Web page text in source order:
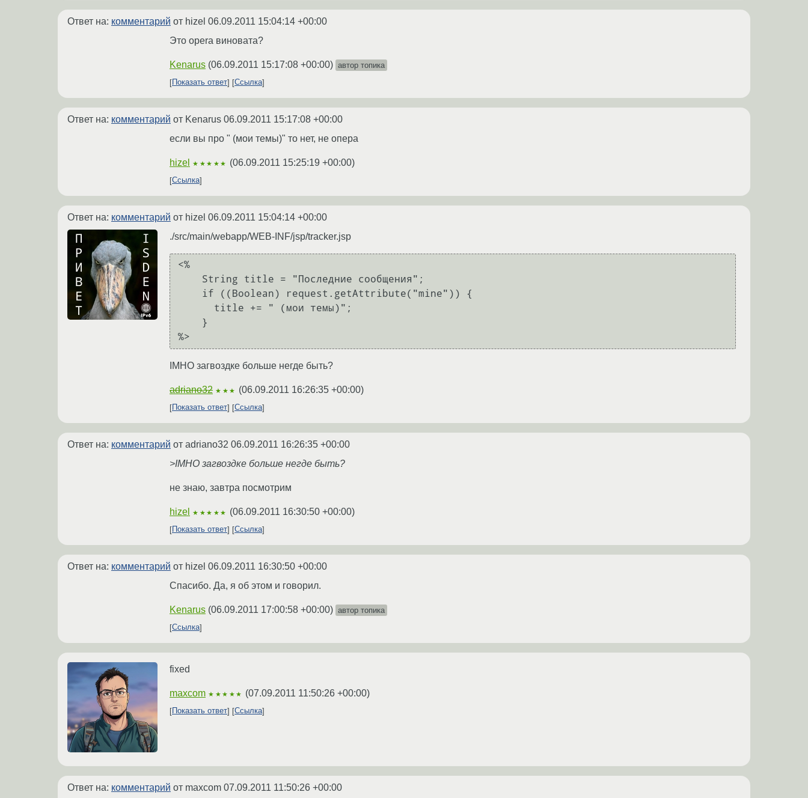
Ответ на: комментарий от hizel 06.09.2011 15:04:14 +00:00
Это opera виновата?
Kenarus (06.09.2011 15:17:08 +00:00) автор топика
Показать ответ
Ссылка
Ответ на: комментарий от Kenarus 06.09.2011 15:17:08 +00:00
если вы про " (мои темы)" то нет, не опера
hizel ★★★★★ (06.09.2011 15:25:19 +00:00)
Ссылка
Ответ на: комментарий от hizel 06.09.2011 15:04:14 +00:00
./src/main/webapp/WEB-INF/jsp/tracker.jsp
<%
%>
IMHO загвоздке больше негде быть?
adriano32 ★★★ (06.09.2011 16:26:35 +00:00)
Показать ответ Ссылка
Ответ на: комментарий от adriano32 06.09.2011 16:26:35 +00:00
>IMHO загвоздке больше негде быть?
не знаю, завтра посмотрим
hizel ★★★★★ (06.09.2011 16:30:50 +00:00)
Показать ответ Ссылка
Ответ на: комментарий от hizel 06.09.2011 16:30:50 +00:00
Спасибо. Да, я об этом и говорил.
Kenarus (06.09.2011 17:00:58 +00:00) автор топика
Ссылка
fixed
maxcom ★★★★★ (07.09.2011 11:50:26 +00:00)
Показать ответ Ссылка
Ответ на: комментарий от maxcom 07.09.2011 11:50:26 +00:00